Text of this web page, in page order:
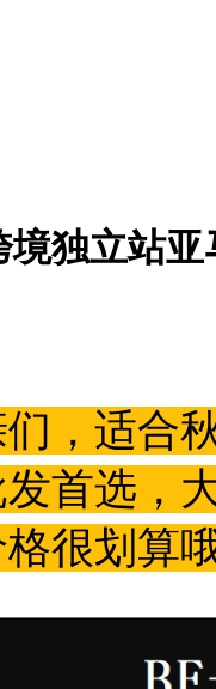
境独立站
买哟，面料是220克